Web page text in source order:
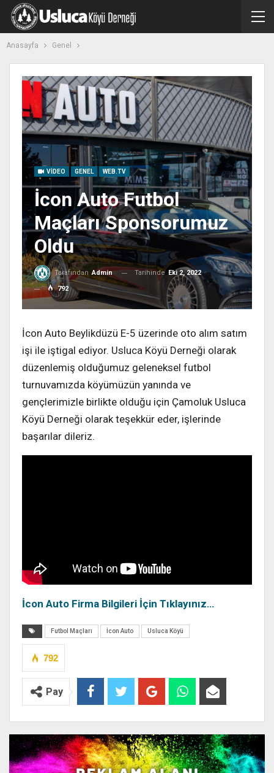
Anasayfa Genel
VIDEO GENEL WEB.TV
İcon Auto Futbol
Maçları Sponsorumuz
Oldu
Tarafından Admin Tarihinde Eki 2, 2022
792
İcon Auto Beylikdüzü E-5 üzerinde oto alım satım
işi ile iştigal ediyor. Usluca Köyü Derneği olarak
düzenlemiş olduğumuz geleneksel futbol
turnuvamızda köyümüzün yanında ve
gençlerimizle birlikte olduğu için Çamoluk Usluca
Köyü Derneği olarak teşekkür eder, işlerinde
başarılar dileriz.
İcon Auto Firma Bilgileri İçin Tıklayınız…
Futbol Maçları İcon Auto Usluca Köyü
792
Pay